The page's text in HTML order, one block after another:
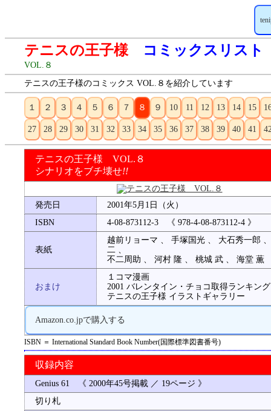
テニスの王子様 コミックスリスト
VOL.８
テニスの王子様のコミックス VOL.８を紹介しています
１ ２ ３ ４ ５ ６ ７ ８ ９ 10 11 12 13 14 15
27 28 29 30 31 32 33 34 35 36 37 38 39 40 41
テニスの王子様 VOL.８
シナリオをブチ壊せ!!
発売日
2001年5月1日（火）
ISBN
4-08-873112-3 《 978-4-08-873112-4 》
表紙
越前リョーマ 、 手塚国光 、 大石秀一郎
二 、
不二周助 、 河村 隆 、 桃城 武 、 海堂 薫
おまけ
１コマ漫画
2001 バレンタイン・チョコ取得ランキング
テニスの王子様 イラストギャラリー
Amazon.co.jpで購入する
ISBN ＝ International Standard Book Number(国際標準図書番号)
収録内容
Genius 61 《 2000年45号掲載 ／ 19ページ 》
切り札